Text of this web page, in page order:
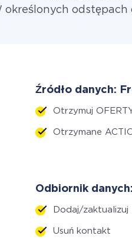
określonych odstępach
Źródło danych:
Otrzymuj
Otrzymane
Odbiornik
Dodaj/zaktualizuj
Usuń kontakt